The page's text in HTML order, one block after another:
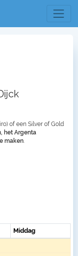
of een Silver of Gold
het Argenta
maken
Middag